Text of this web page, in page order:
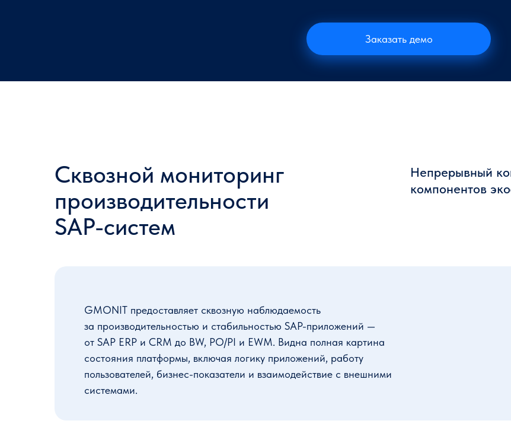
Заказать демо
Сквозной мониторинг
производительности
SAP-систем
Непрерывный
компонентов
GMONIT предоставляет сквозную наблюдаемость
за производительностью и стабильностью SAP-приложений —
от SAP ERP и CRM до BW, PO/PI и EWM. Видна полная картина
состояния платформы, включая логику приложений, работу
пользователей, бизнес-показатели и взаимодействие с внешними
системами.